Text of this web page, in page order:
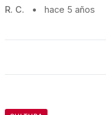
R. C. • hace 5 años